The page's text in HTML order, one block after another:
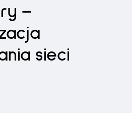
–
sieci